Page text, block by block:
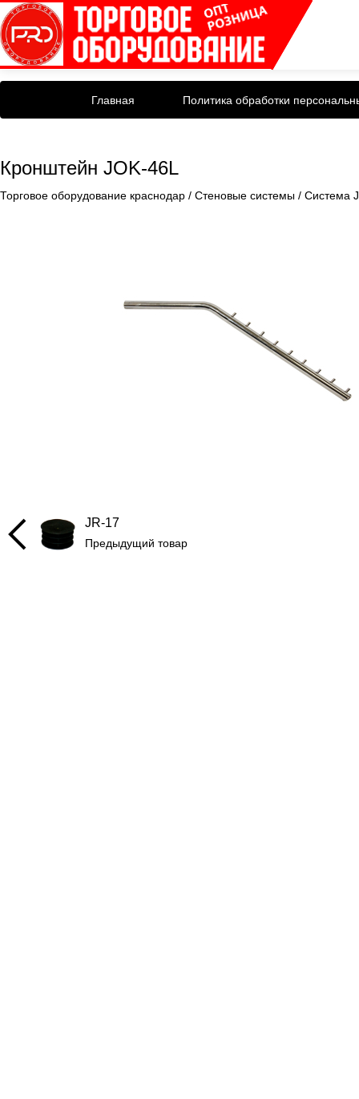
Главная Политика обработки
Кронштейн JOK-46L
Торговое оборудование краснодар / Стеновые системы / Система
JR-17
Предыдущий товар